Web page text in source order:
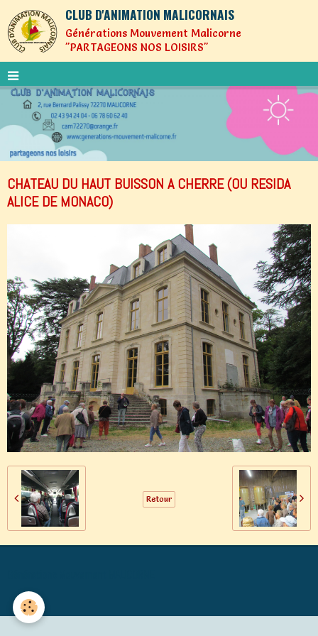
CLUB D'ANIMATION MALICORNAIS
Générations Mouvement Malicorne
"PARTAGEONS NOS LOISIRS"
CHATEAU DU HAUT BUISSON A CHERRE (OU RESIDA
ALICE DE MONACO)
Retour